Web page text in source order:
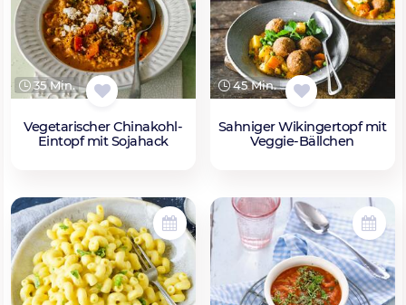
35 Min.
Vegetarischer Chinakohl-
Eintopf mit Sojahack
45 Min.
Sahniger Wikingertopf mit
Veggie-Bällchen